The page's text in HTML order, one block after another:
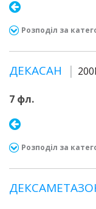
Розподіл за
ДЕКАСАН
7 фл.
Розподіл за